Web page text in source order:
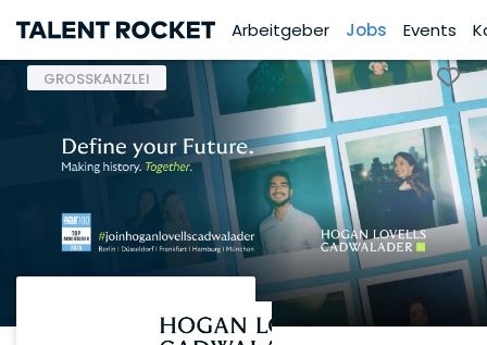
Arbeitgeber Jobs Events
GROSSKANZLEI